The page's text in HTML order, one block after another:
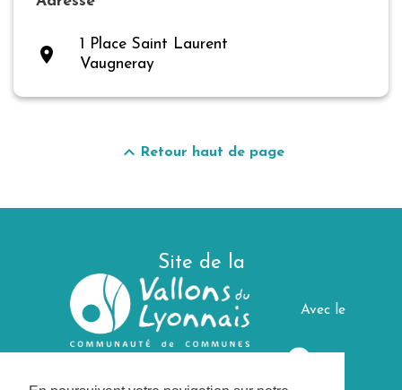
place
1 Place Saint Laurent
Vaugneray
keyboard_arrow_up Retour haut de page
Site de la
Avec le